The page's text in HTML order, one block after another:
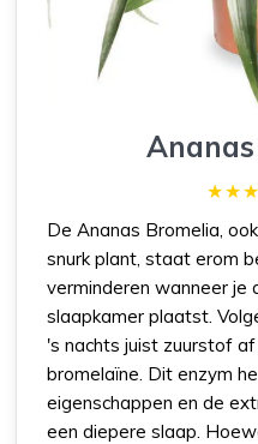
De Ananas Bromelia,
snurk plant, staat erom
verminderen wanneer je
slaapkamer plaatst.
's nachts juist zuurstof
bromelaïne. Dit enzym
eigenschappen en de
een diepere slaap.